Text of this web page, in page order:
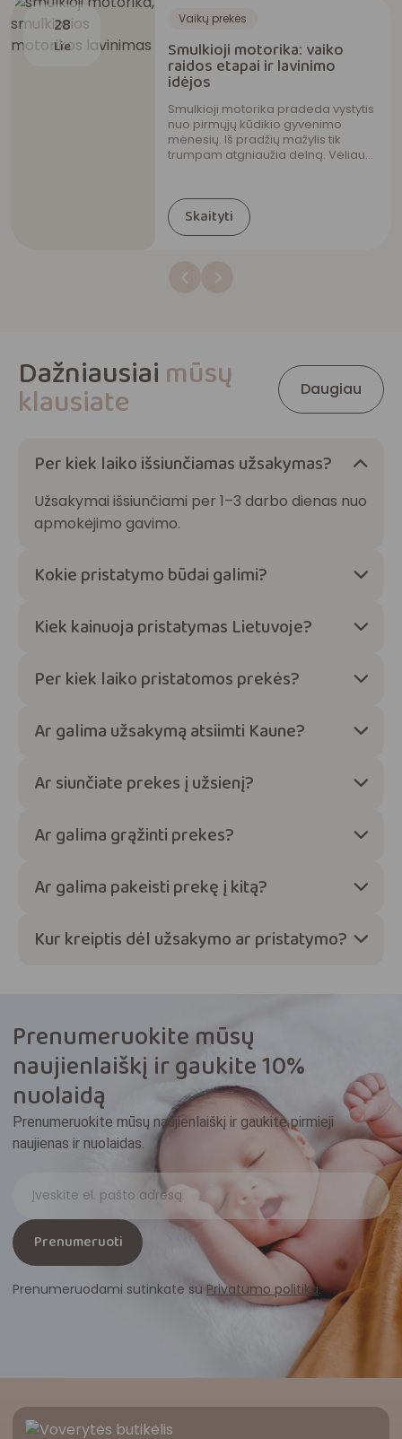
28
Lie
Vaikų prekės
Smulkioji motorika: vaiko
raidos etapai ir lavinimo
idėjos
Smulkioji motorika pradeda vystytis
nuo pirmųjų kūdikio gyvenimo
mėnesių. Iš pradžių mažylis tik
trumpam atgniaužia delną. Vėliau
puslapius ir piešia.
Skaityti
Dažniausiaimūsų
klausiate Daugiau
Per kiek laiko išsiunčiamas užsakymas?
Užsakymai išsiunčiami per 1–3 darbo dienas nuo
apmokėjimo gavimo.
Kokie pristatymo būdai galimi?
Kiek kainuoja pristatymas Lietuvoje?
Per kiek laiko pristatomos prekės?
Ar galima užsakymą atsiimti Kaune?
Ar siunčiate prekes į užsienį?
Ar galima grąžinti prekes?
Ar galima pakeisti prekę į kitą?
Kur kreiptis dėl užsakymo ar pristatymo?
Prenumeruokite mūsų
naujienlaiškį ir gaukite 10%
nuolaidą
Prenumeruokite mūsų naujienlaiškį ir gaukite pirmieji
naujienas ir nuolaidas.
Prenumeruoti
Prenumeruodami sutinkate su Privatumo politika.